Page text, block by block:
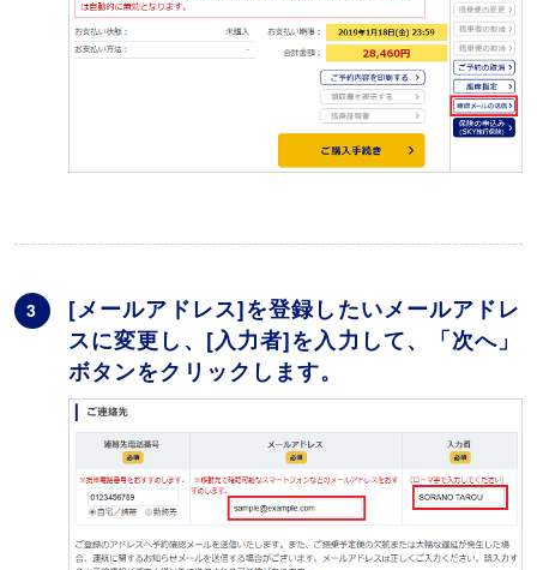
3
[メールアドレス]を登録したいメールアドレ
スに変更し、[入力者]を入力して、「次へ」
ボタンをクリックします。